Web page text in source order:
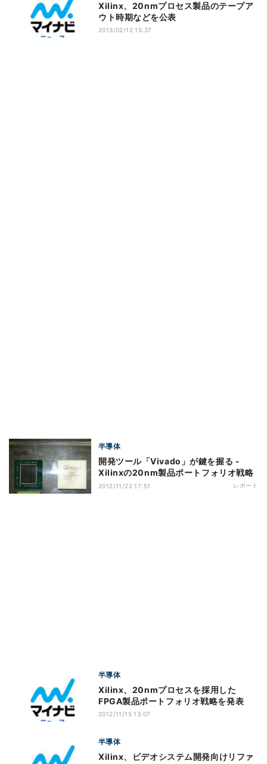
Xilinx、20nmプロセス製品のテープア
ウト時期などを公表
2013/02/12 15:37
半導体
開発ツール「Vivado」が鍵を握る -
Xilinxの20nm製品ポートフォリオ戦略
2012/11/22 17:51 レポート
半導体
Xilinx、20nmプロセスを採用した
FPGA製品ポートフォリオ戦略を発表
2012/11/15 13:07
半導体
Xilinx、ビデオシステム開発向けリファ